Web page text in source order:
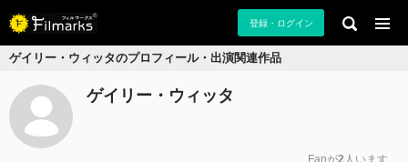
登録・ログイン
ゲイリー・ウィッタのプロフィール・出演関連作品
ゲイリー・ウィッタ
Fanが2 人います。